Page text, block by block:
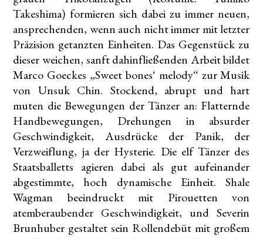
Takeshima) formieren sich dabei zu immer neuen,
ansprechenden, wenn auch nicht immer mit letzter
Präzision getanzten Einheiten. Das Gegenstück zu
dieser weichen, sanft dahinfließenden Arbeit bildet
Marco Goeckes „Sweet bones‘ melody“ zur Musik
von Unsuk Chin. Stockend, abrupt und hart
muten die Bewegungen der Tänzer an: Flatternde
Handbewegungen, Drehungen in absurder
Geschwindigkeit, Ausdrücke der Panik, der
Verzweiflung, ja der Hysterie. Die elf Tänzer des
Staatsballetts agieren dabei als gut aufeinander
abgestimmte, hoch dynamische Einheit. Shale
Wagman beeindruckt mit Pirouetten von
atemberaubender Geschwindigkeit, und Severin
Brunhuber gestaltet sein Rollendebüt mit großem